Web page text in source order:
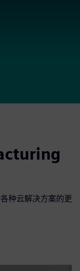
种云解决方案的更